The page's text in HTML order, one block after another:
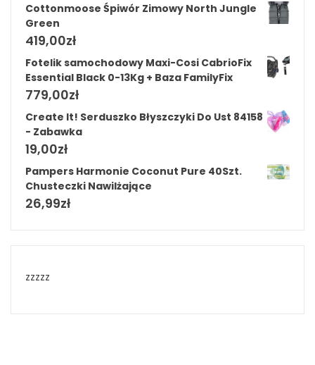
Cottonmoose Śpiwór Zimowy North Jungle
Green
419,00zł
Fotelik samochodowy Maxi-Cosi CabrioFix
Essential Black 0-13Kg + Baza FamilyFix
779,00zł
Create It! Serduszko Błyszczyki Do Ust 84158
- Zabawka
19,00zł
Pampers Harmonie Coconut Pure 40Szt.
Chusteczki Nawilżające
26,99zł
zzzzz